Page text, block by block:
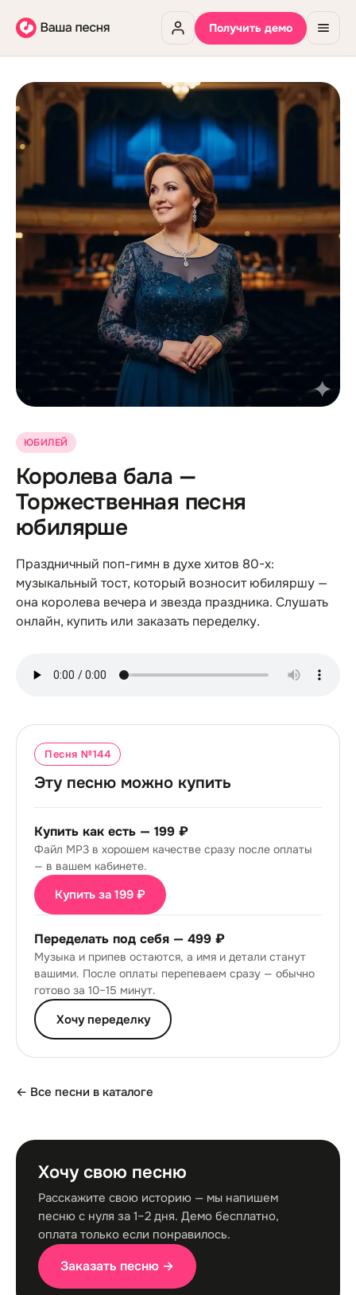
Получить демо
ЮБИЛЕЙ
Королева бала —
Торжественная песня
юбилярше
Праздничный поп-гимн в духе хитов 80-х:
музыкальный тост, который возносит юбиляршу —
она королева вечера и звезда праздника. Слушать
онлайн, купить или заказать переделку.
Песня №144
Эту песню можно купить
Купить как есть — 199 ₽
Файл MP3 в хорошем качестве сразу после оплаты
— в вашем кабинете.
Купить за 199 ₽
Переделать под себя — 499 ₽
Музыка и припев остаются, а имя и детали станут
вашими. После оплаты перепеваем сразу — обычно
готово за 10–15 минут.
Хочу переделку
← Все песни в каталоге
Хочу свою песню
Расскажите свою историю — мы напишем
песню с нуля за 1–2 дня. Демо бесплатно,
оплата только если понравилось.
Заказать песню →